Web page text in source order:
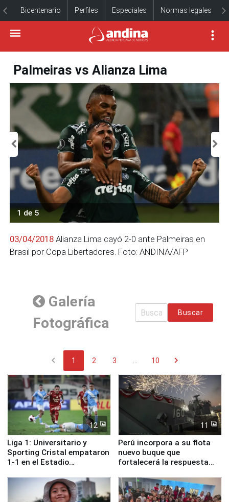
Bicentenario Perfiles Especiales Normas legales
Palmeiras vs Alianza Lima
1 de 5
03/04/2018 Alianza Lima cayó 2-0 ante Palmeiras en
Brasil por Copa Libertadores. Foto: ANDINA/AFP
Galería
Fotográfica
Buscar
chevron_left 1 2 3 10 chevron_right
12
Liga 1: Universitario y
Sporting Cristal empataron
1-1 en el Estadio
11
Perú incorpora a su flota
nuevo buque que
fortalecerá la respuesta